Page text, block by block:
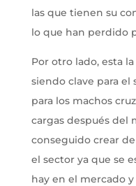
las que tienen su
lo que han perdido
Por otro lado, esta
siendo clave para el
para los machos
cargas después del
conseguido crear
el sector ya que se
hay en el mercado y